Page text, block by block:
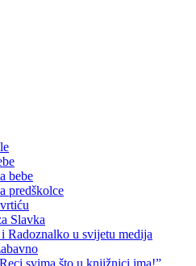
bebe
predškolce
Slavka
Radoznalko u svijetu medija
svima što u knjižnici ima!”